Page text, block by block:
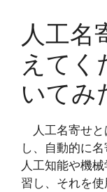
人工名
えてく
いてみ
人工名寄せと
し、自動的に
人工知能や機
習し、それを